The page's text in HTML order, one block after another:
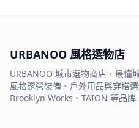
URBANOO 風格選物店
URBANOO 城市選物商店，最懂
風格露營裝備、戶外用品與穿搭
Brooklyn Works、TAION 等品牌